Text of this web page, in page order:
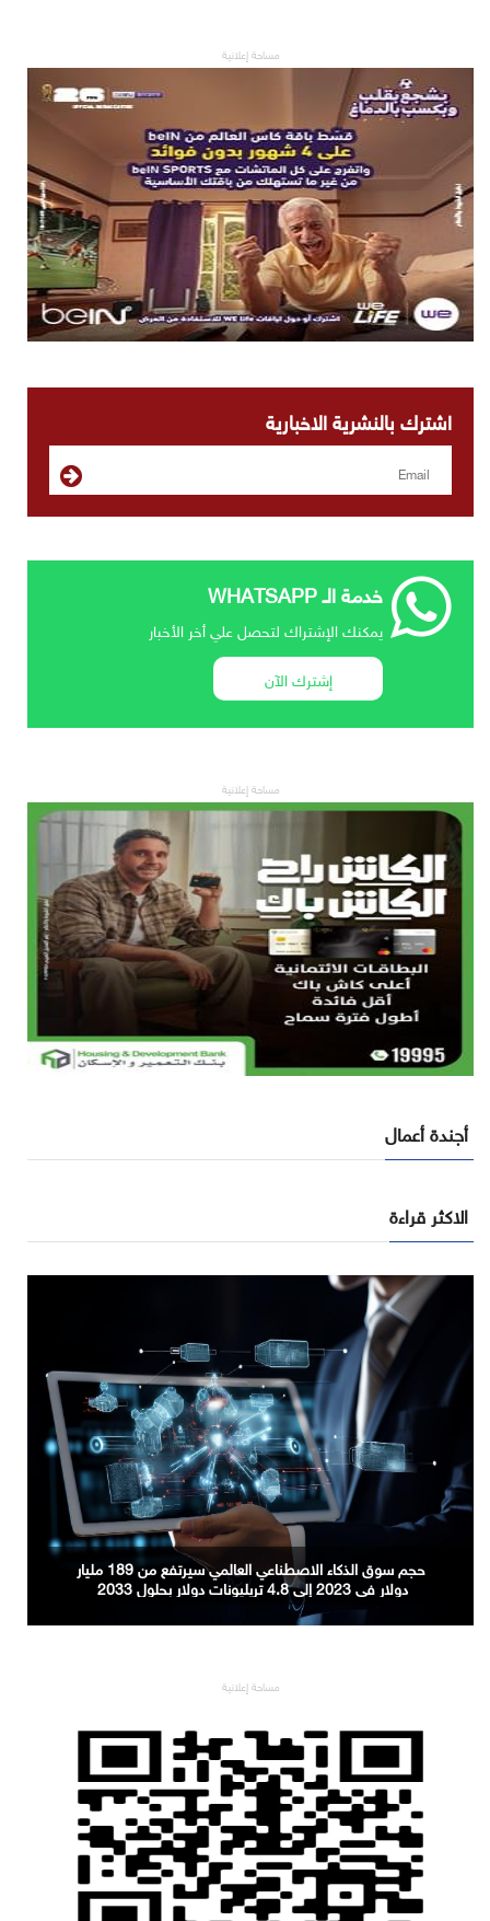
مساحة إعلانية
اشترك بالنشرية الاخبارية
خدمة الـ WHATSAPP
يمكنك الإشتراك لتحصل علي أخر الأخبار
إشترك الآن
مساحة إعلانية
أجندة أعمال
الاكثر قراءة
حجم سوق الذكاء الاصطناعي العالمي سيرتفع من 189 مليار
دولار في 2023 إلى 4.8 تريليونات دولار بحلول 2033
مساحة إعلانية